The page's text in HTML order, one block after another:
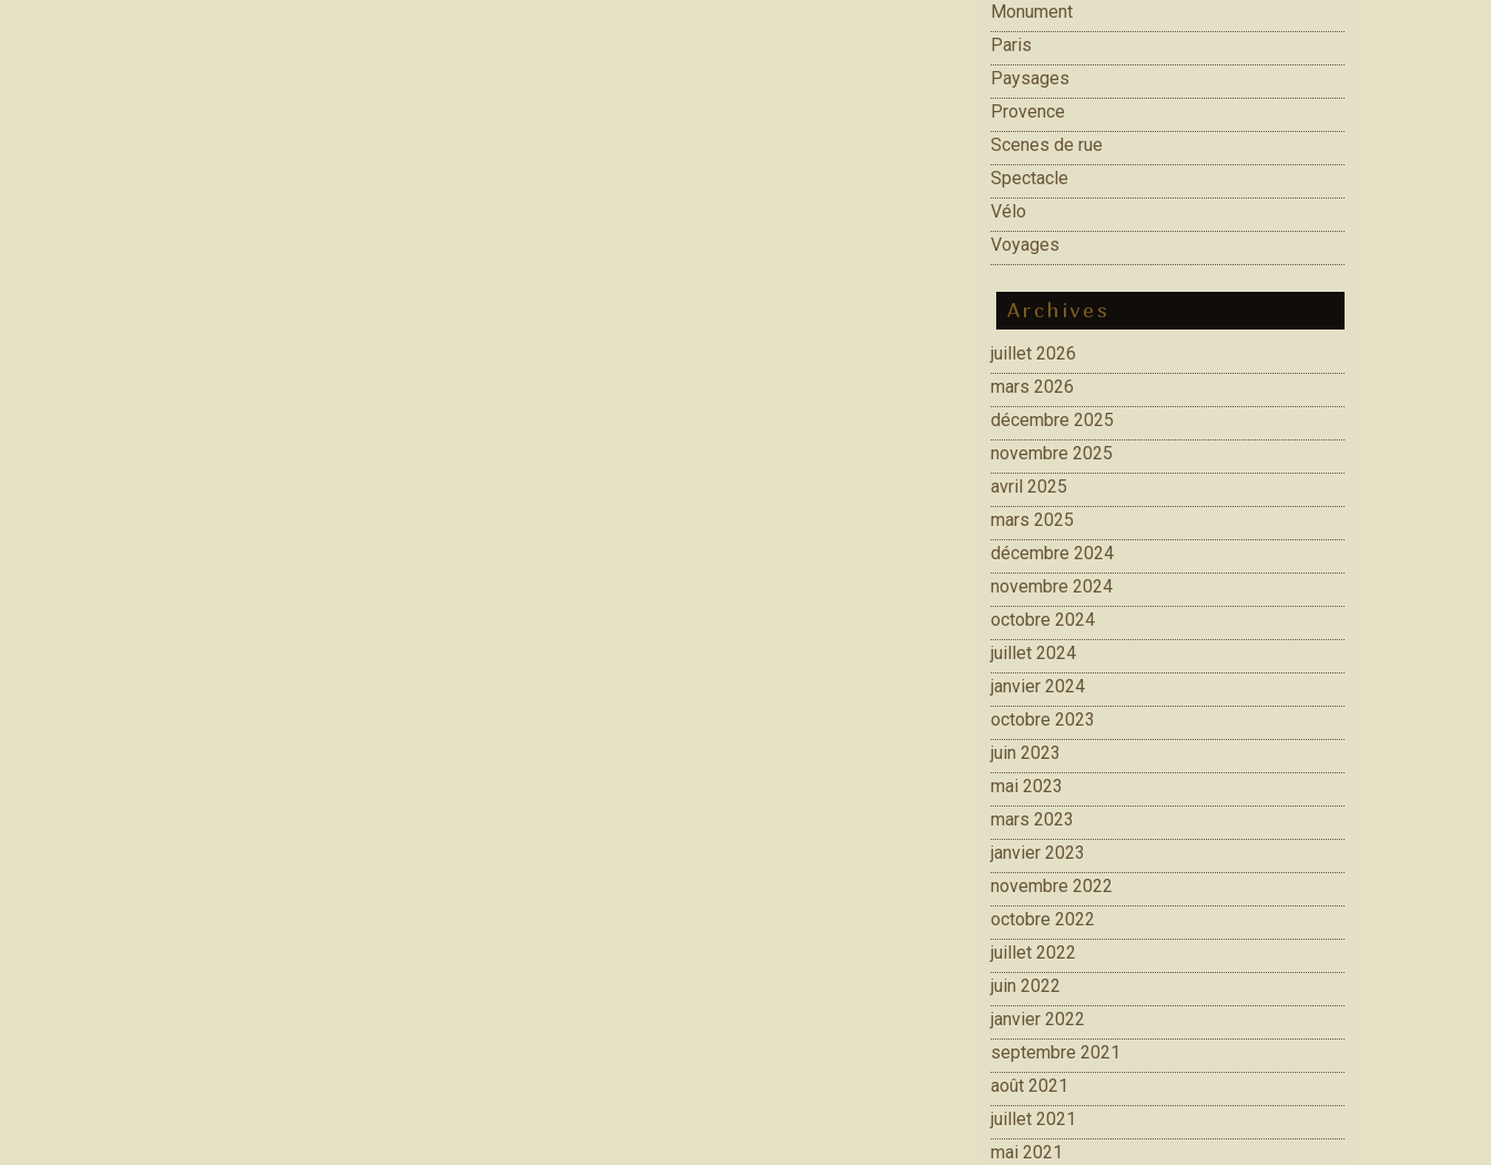
Monument
Paris
Paysages
Provence
Scenes de rue
Spectacle
Vélo
Voyages
Archives
juillet 2026
mars 2026
décembre 2025
novembre 2025
avril 2025
mars 2025
décembre 2024
novembre 2024
octobre 2024
juillet 2024
janvier 2024
octobre 2023
juin 2023
mai 2023
mars 2023
janvier 2023
novembre 2022
octobre 2022
juillet 2022
juin 2022
janvier 2022
septembre 2021
août 2021
juillet 2021
mai 2021